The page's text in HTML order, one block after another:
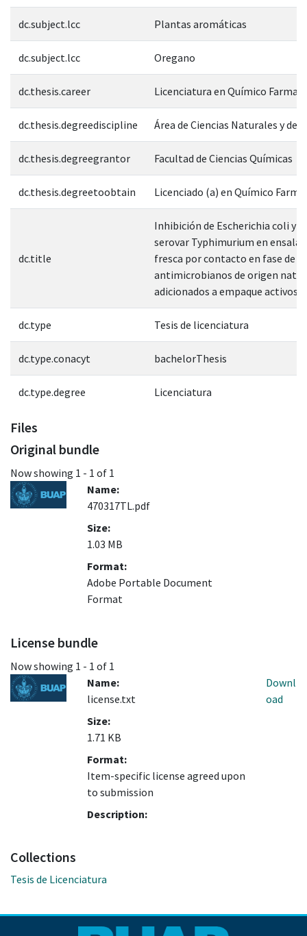
dc.subject.lcc Plantas aromáticas
dc.subject.lcc Oregano
dc.thesis.career Licenciatura en Químico
dc.thesis.degreediscipline Área de Ciencias Naturales y de
dc.thesis.degreegrantor Facultad de Ciencias Químicas
dc.thesis.degreetoobtain Licenciado (a) en Químico
dc.title
Inhibición de Escherichia coli y
serovar Typhimurium en
fresca por contacto en fase de
antimicrobianos de origen
adicionados a empaque activos
dc.type Tesis de licenciatura
dc.type.conacyt bachelorThesis
dc.type.degree Licenciatura
Files
Original bundle
Now showing 1 - 1 of 1
Name:
470317TL.pdf
Size:
1.03 MB
Format:
Adobe Portable Document
Format
License bundle
Now showing 1 - 1 of 1
Name:
license.txt
Size:
1.71 KB
Format:
Item-specific license agreed upon
to submission
Description:
Downl
oad
Collections
Tesis de Licenciatura